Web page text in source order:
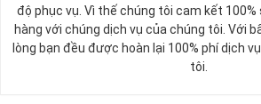
độ phục vụ. Vì thế chúng tôi cam kết 100%
hàng với chúng dịch vụ của chúng tôi. Với
lòng bạn đều được hoàn lại 100% phí dịch
tôi.